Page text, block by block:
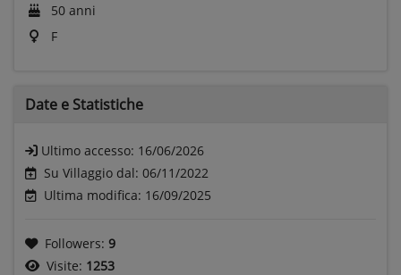
50 anni
F
Date e Statistiche
Ultimo accesso: 16/06/2026
Su Villaggio dal: 06/11/2022
Ultima modifica: 16/09/2025
Followers: 9
Visite: 1253